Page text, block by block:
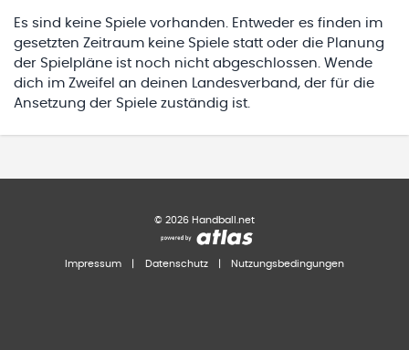
Es sind keine Spiele vorhanden. Entweder es finden im
gesetzten Zeitraum keine Spiele statt oder die Planung
der Spielpläne ist noch nicht abgeschlossen. Wende
dich im Zweifel an deinen Landesverband, der für die
Ansetzung der Spiele zuständig ist.
© 2026 Handball.net
Impressum Datenschutz Nutzungsbedingungen